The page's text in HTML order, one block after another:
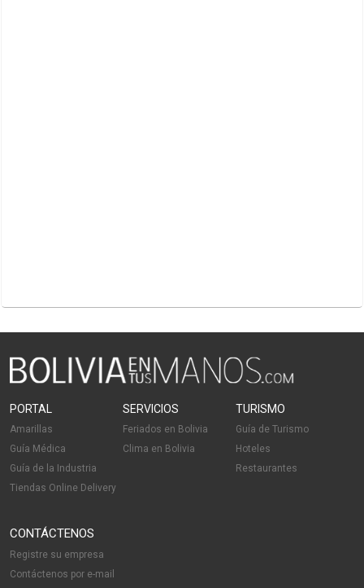
PORTAL
Amarillas
Guía Médica
Guía de la Industria
Tiendas Online Delivery
SERVICIOS
Feriados en Bolivia
Clima en Bolivia
TURISMO
Guía de Turismo
Hoteles
Restaurantes
CONTÁCTENOS
Registre su empresa
Contáctenos por e-mail